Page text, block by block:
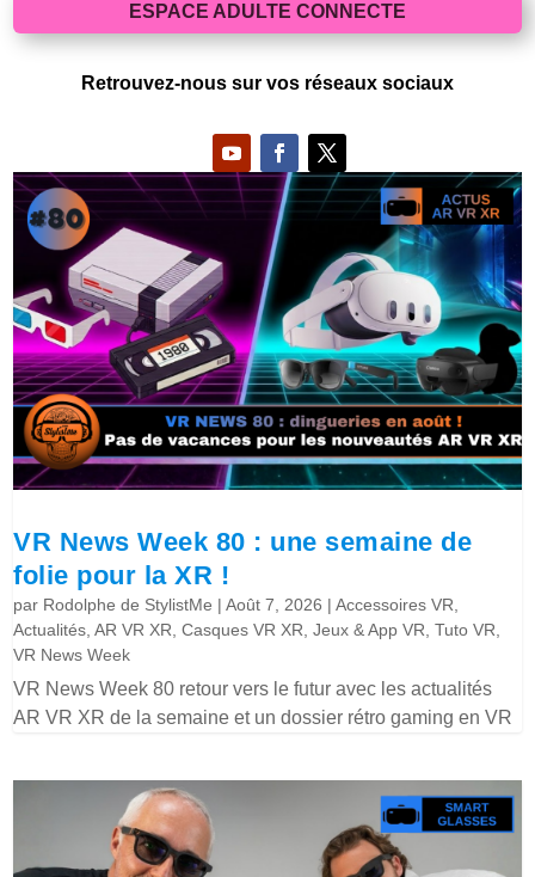
ESPACE ADULTE CONNECTE
Retrouvez-nous sur vos réseaux sociaux
VR News Week 80 : une semaine de
folie pour la XR !
par Rodolphe de StylistMe |Août 7, 2026 |Accessoires VR
Actualités ,AR VR XR ,Casques VR XR ,Jeux & App VR ,Tuto VR
VR News Week
VR News Week 80 retour vers le futur avec les actualités
AR VR XR de la semaine et un dossier rétro gaming en VR